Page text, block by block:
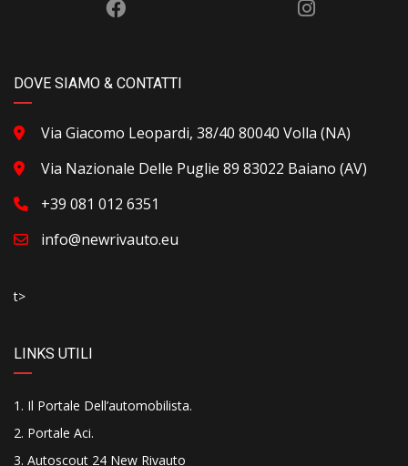
DOVE SIAMO & CONTATTI
Via Giacomo Leopardi, 38/40 80040 Volla (NA)
Via Nazionale Delle Puglie 89 83022 Baiano (AV)
+39 081 012 6351
info@newrivauto.eu
t>
LINKS UTILI
Il Portale Dell’automobilista.
Portale Aci.
Autoscout 24 New Rivauto